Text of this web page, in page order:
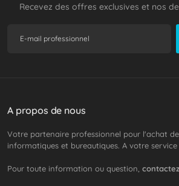
Recevez des offres exclusives et nos
A propos de nous
Votre partenaire professionnel pour l'achat
informatiques et bureautiques. A votre service
Pour toute information ou question,